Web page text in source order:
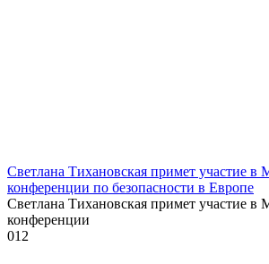
Светлана Тихановская примет участие в
конференции по безопасности в Европе
Светлана Тихановская примет участие в
конференции
012